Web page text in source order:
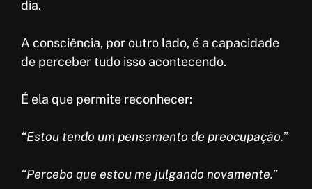
dia.
A consciência, por outro lado, é a capacidade
de perceber tudo isso acontecendo.
É ela que permite reconhecer:
“Estou tendo um pensamento de preocupação.”
“Percebo que estou me julgando novamente.”